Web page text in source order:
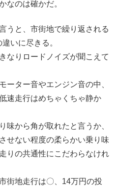
なのは確かだ。
うと、市街地で繰り返される
いに尽きる。
なりロードノイズが聞こえて
ーター音やエンジン音の中、
速走行はめちゃくちゃ静か
味から角が取れたと言うか、
せない程度の柔らかい乗り味
りの共通性にこだわらなけれ
街地走行は〇、14万円の投